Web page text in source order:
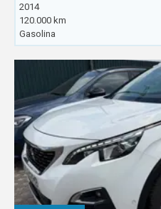
2014
120.000 km
Gasolina